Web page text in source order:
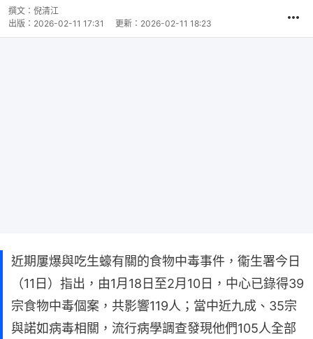
撰文： 倪清江
出版： 2026-02-11 17:31 更新： 2026-02-11 18:23
近期屢爆與吃生蠔有關的食物中毒事件，衞生署今日
（11日）指出，由1月18日至2月10日，中心已錄得39
宗食物中毒個案，共影響119人；當中近九成、35宗
與諾如病毒相關，流行病學調查發現他們105人全部